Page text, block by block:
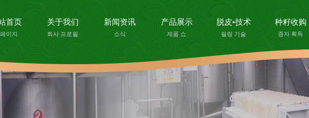
首页
이지
关于我们
회사 프로필
新闻资讯
소식
产品展示
제품 쇼
脱皮•技术
필링 기술
种籽收购
종자 획득